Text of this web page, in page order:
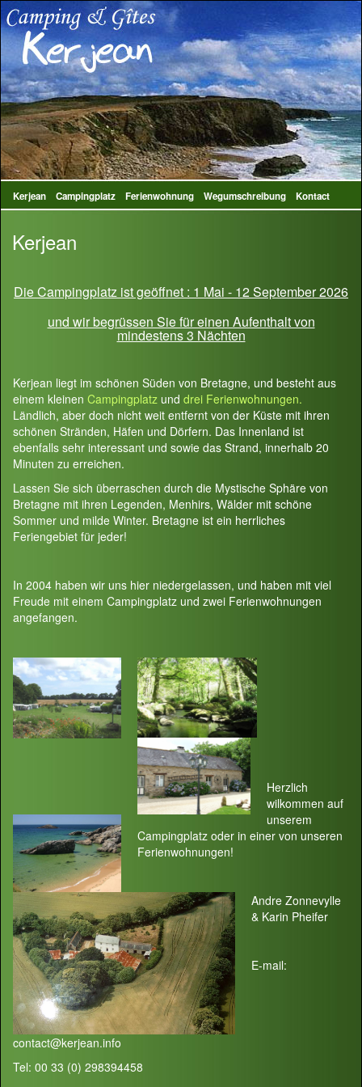
Kerjean Campingplatz Ferienwohnung Wegumschreibung Kontact
Kerjean
Die Campingplatz ist geöffnet : 1 Mai - 12 September 2026
und wir begrüssen Sie für einen Aufenthalt von
mindestens 3 Nächten
Kerjean liegt im schönen Süden von Bretagne, und besteht aus
einem kleinen Campingplatz und drei Ferienwohnungen.
Ländlich, aber doch nicht weit entfernt von der Küste mit ihren
schönen Stränden, Häfen und Dörfern. Das Innenland ist
ebenfalls sehr interessant und sowie das Strand, innerhalb 20
Minuten zu erreichen.
Lassen Sie sich überraschen durch die Mystische Sphäre von
Bretagne mit ihren Legenden, Menhirs, Wälder mit schöne
Sommer und milde Winter. Bretagne ist ein herrliches
Feriengebiet für jeder!
In 2004 haben wir uns hier niedergelassen, und haben mit viel
Freude mit einem Campingplatz und zwei Ferienwohnungen
angefangen.
Herzlich
wilkommen auf
unserem
Campingplatz oder in einer von unseren
Ferienwohnungen!
Andre Zonnevylle
& Karin Pheifer
E-mail:
contact@kerjean.info
Tel: 00 33 (0) 298394458